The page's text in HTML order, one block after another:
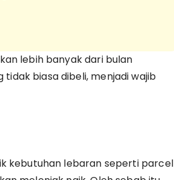
lebih banyak dari bulan
biasa dibeli, menjadi wajib
kebutuhan lebaran seperti parcel